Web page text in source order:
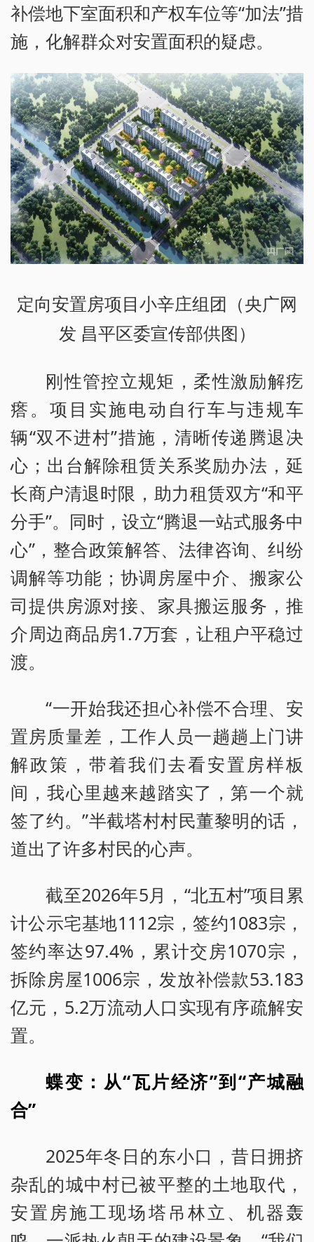
补偿地下室面积和产权车位等“加法”措
施，化解群众对安置面积的疑虑。
定向安置房项目小辛庄组团（央广网
发 昌平区委宣传部供图）
刚性管控立规矩，柔性激励解疙
瘩。项目实施电动自行车与违规车
辆“双不进村”措施，清晰传递腾退决
心；出台解除租赁关系奖励办法，延
长商户清退时限，助力租赁双方“和平
分手”。同时，设立“腾退一站式服务中
心”，整合政策解答、法律咨询、纠纷
调解等功能；协调房屋中介、搬家公
司提供房源对接、家具搬运服务，推
介周边商品房1.7万套，让租户平稳过
渡。
“一开始我还担心补偿不合理、安
置房质量差，工作人员一趟趟上门讲
解政策，带着我们去看安置房样板
间，我心里越来越踏实了，第一个就
签了约。”半截塔村村民董黎明的话，
道出了许多村民的心声。
截至2026年5月，“北五村”项目累
计公示宅基地1112宗，签约1083宗，
签约率达97.4%，累计交房1070宗，
拆除房屋1006宗，发放补偿款53.183
亿元，5.2万流动人口实现有序疏解安
置。
蝶变：从“瓦片经济”到“产城融
合”
2025年冬日的东小口，昔日拥挤
杂乱的城中村已被平整的土地取代，
安置房施工现场塔吊林立、机器轰